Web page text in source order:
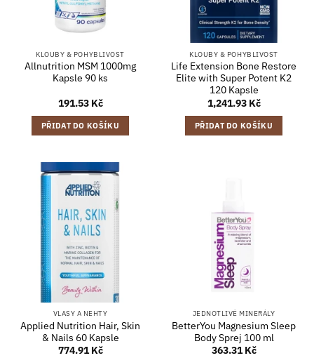
KLOUBY & POHYBLIVOST
Allnutrition MSM 1000mg
Kapsle 90 ks
191.53 Kč
PŘIDAT DO KOŠÍKU
KLOUBY & POHYBLIVOST
Life Extension Bone Restore
Elite with Super Potent K2
120 Kapsle
1,241.93 Kč
PŘIDAT DO KOŠÍKU
VLASY A NEHTY
Applied Nutrition Hair, Skin
& Nails 60 Kapsle
774.91Kč
JEDNOTLIVÉ MINERÁLY
BetterYou Magnesium Sleep
Body Sprej 100 ml
363.31Kč